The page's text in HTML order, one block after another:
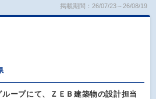
掲載期間：26/07/23～26/08/19
ープにて、ＺＥＢ建築物の設計担当